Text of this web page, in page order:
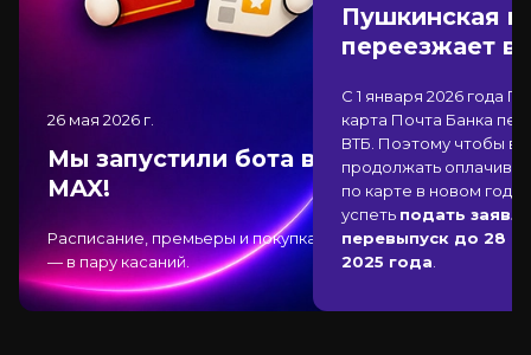
26 мая 2026 г.
Мы запустили бота в
MAX!
Расписание, премьеры и покупка
— в пару касаний.
Пушкинская
переезжает в
С 1 января 2026 года
карта Почта Банка
ВТБ . Поэтому чтобы
продолжать
по карте в новом
успеть подать
перевыпуск до 28
2025 года